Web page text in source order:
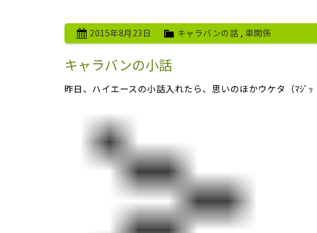
2015年8月23日 キャラバンの話 , 車関係
キャラバンの小話
昨日、ハイエースの小話入れたら、思いのほかウケタ（ﾏｼﾞｯ